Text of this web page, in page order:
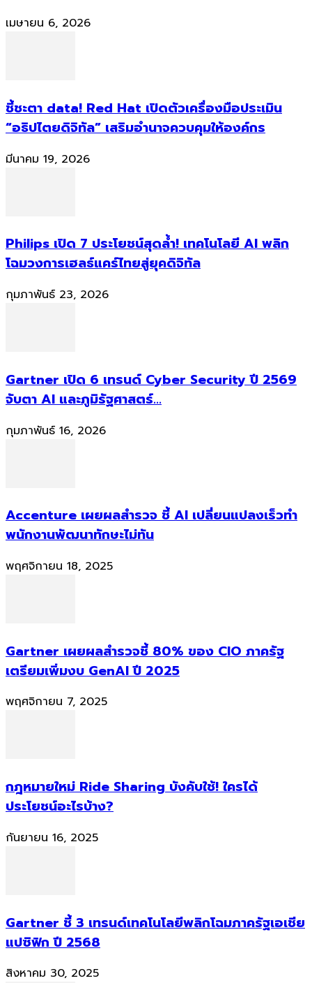
เมษายน 6, 2026
ชี้ชะตา data! Red Hat เปิดตัวเครื่องมือประเมิน
“อธิปไตยดิจิทัล” เสริมอำนาจควบคุมให้องค์กร
มีนาคม 19, 2026
Philips เปิด 7 ประโยชน์สุดล้ำ! เทคโนโลยี AI พลิก
โฉมวงการเฮลธ์แคร์ไทยสู่ยุคดิจิทัล
กุมภาพันธ์ 23, 2026
Gartner เปิด 6 เทรนด์ Cyber Security ปี 2569
จับตา AI และภูมิรัฐศาสตร์...
กุมภาพันธ์ 16, 2026
Accenture เผยผลสำรวจ ชี้ AI เปลี่ยนแปลงเร็วทำ
พนักงานพัฒนาทักษะไม่ทัน
พฤศจิกายน 18, 2025
Gartner เผยผลสำรวจชี้ 80% ของ CIO ภาครัฐ
เตรียมเพิ่มงบ GenAI ปี 2025
พฤศจิกายน 7, 2025
กฎหมายใหม่ Ride Sharing บังคับใช้! ใครได้
ประโยชน์อะไรบ้าง?
กันยายน 16, 2025
Gartner ชี้ 3 เทรนด์เทคโนโลยีพลิกโฉมภาครัฐเอเชีย
แปซิฟิก ปี 2568
สิงหาคม 30, 2025